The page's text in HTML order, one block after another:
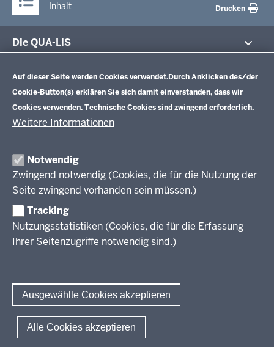
Auf dieser Seite werden Cookies verwendet.Durch Anklicken des/der
Cookie-Button(s) erklären Sie sich damit einverstanden, dass wir
Cookies verwenden. Technische Cookies sind zwingend erforderlich.
Weitere Informationen
Notwendig
Zwingend notwendig (Cookies, die für die Nutzung der
Seite zwingend vorhanden sein müssen.)
Tracking
Nutzungsstatistiken (Cookies, die für die Erfassung
Ihrer Seitenzugriffe notwendig sind.)
Ausgewählte Cookies akzeptieren
Alle Cookies akzeptieren
Inhalt
Drucken
Die QUA-LiS
Veröffentlichungen
Leitbild
Stellenangebote
Über uns
Schulentwicklung NRW
Schulentwicklung
Unterricht
Professionalisierung
Standardsicherung NRW
Berufsbildung NRW
Erwachsenenbildung
Wir über uns
Berichtswesen Weiterbildung
ElternMitWirkung NRW
KI:EB
Amtsblattabonnieren
© 2026 QUA-LiS
Fußzeile
Impressum Datenschutzerklärung